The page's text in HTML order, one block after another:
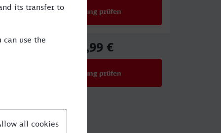
Verbindung prüfen
54,99 €
Verbindung prüfen